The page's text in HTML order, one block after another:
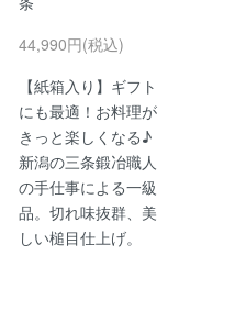
44,990円(税込)
【紙箱入り】ギフト
にも最適！お料理が
きっと楽しくなる♪
新潟の三条鍛冶職人
の手仕事による一級
品。切れ味抜群、美
しい槌目仕上げ。